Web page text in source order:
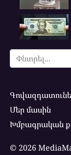
Search
for:
Մեր մասին
Խմբագրական
© 2026